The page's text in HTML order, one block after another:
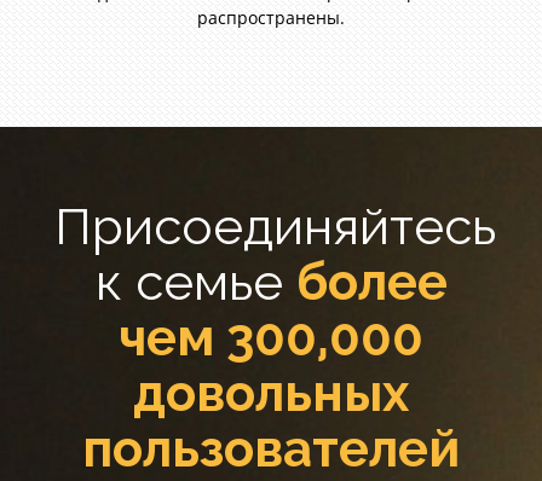
распространены.
Присоединяйтесь
к семье более
чем 300,000
довольных
пользователей